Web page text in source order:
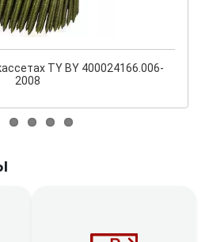
TY BY 400024166.006-
2008